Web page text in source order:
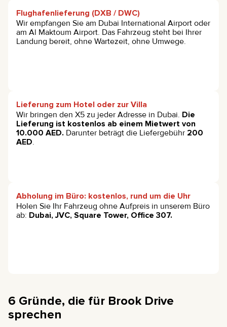
Flughafenlieferung (DXB / DWC)
Wir empfangen Sie am Dubai International Airport oder
am Al Maktoum Airport. Das Fahrzeug steht bei Ihrer
Landung bereit, ohne Wartezeit, ohne Umwege.
Lieferung zum Hotel oder zur Villa
Wir bringen den X5 zu jeder Adresse in Dubai. Die
Lieferung ist kostenlos ab einem Mietwert von
10.000 AED. Darunter beträgt die Liefergebühr 200
AED.
Abholung im Büro: kostenlos, rund um die Uhr
Holen Sie Ihr Fahrzeug ohne Aufpreis in unserem Büro
ab: Dubai, JVC, Square Tower, Office 307.
6 Gründe, die für Brook Drive
sprechen